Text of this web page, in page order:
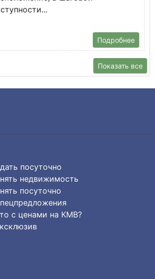
Подробнее
Показать все
посуточно
недвижимость
посуточно
с ценами на КМВ?